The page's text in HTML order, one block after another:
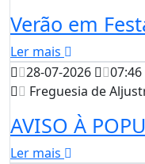
Verão em
Ler mais
28-07-2026
07:46
Freguesia de
AVISO À
Ler mais